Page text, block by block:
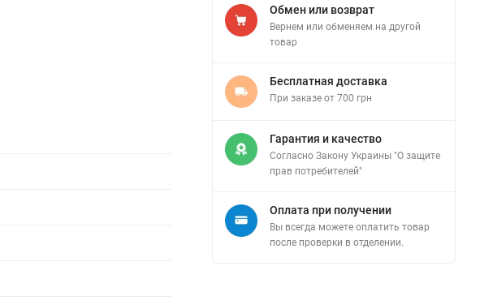
Обмен или возврат
Вернем или обменяем на другой
товар
Бесплатная доставка
При заказе от 700 грн
Гарантия и качество
Согласно Закону Украины "О защите
прав потребителей"
Оплата при получении
Вы всегда можете оплатить товар
после проверки в отделении.